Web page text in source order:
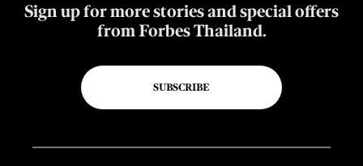
Sign up for more stories and special offers
from Forbes Thailand.
SUBSCRIBE